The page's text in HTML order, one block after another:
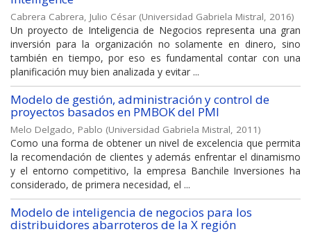
Cabrera Cabrera, Julio César (Universidad Gabriela Mistral, 2016)
Un proyecto de Inteligencia de Negocios representa una gran
inversión para la organización no solamente en dinero, sino
también en tiempo, por eso es fundamental contar con una
planificación muy bien analizada y evitar ...
Modelo de gestión, administración y control de
proyectos basados en PMBOK del PMI
Melo Delgado, Pablo (Universidad Gabriela Mistral, 2011)
Como una forma de obtener un nivel de excelencia que permita
la recomendación de clientes y además enfrentar el dinamismo
y el entorno competitivo, la empresa Banchile Inversiones ha
considerado, de primera necesidad, el ...
Modelo de inteligencia de negocios para los
distribuidores abarroteros de la X región